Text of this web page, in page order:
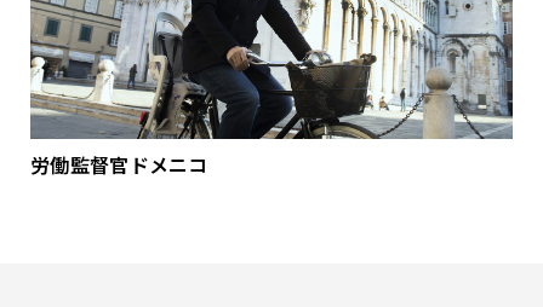
労働監督官ドメニコ